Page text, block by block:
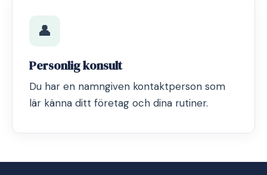
👤
Personlig konsult
Du har en namngiven kontaktperson som
lär känna ditt företag och dina rutiner.